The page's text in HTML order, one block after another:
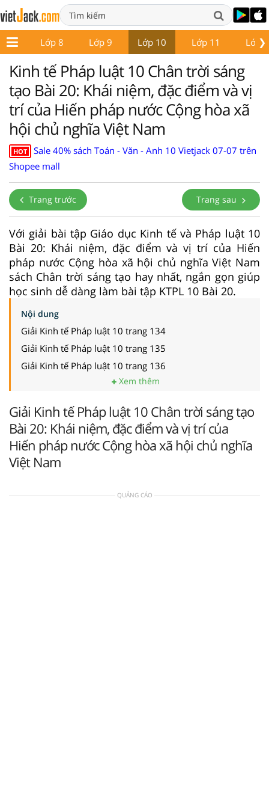
❯
7 Lớp 8 Lớp 9 Lớp 10 Lớp 11 Lớp
Kinh tế Pháp luật 10 Chân trời sáng
tạo Bài 20: Khái niệm, đặc điểm và vị
trí của Hiến pháp nước Cộng hòa xã
hội chủ nghĩa Việt Nam
HOT
Sale 40% sách Toán - Văn - Anh 10 Vietjack 07-07 trên
Shopee mall
Trang trước Trang sau
Với giải bài tập Giáo dục Kinh tế và Pháp luật 10
Bài 20: Khái niệm, đặc điểm và vị trí của Hiến
pháp nước Cộng hòa xã hội chủ nghĩa Việt Nam
sách Chân trời sáng tạo hay nhất, ngắn gọn giúp
học sinh dễ dàng làm bài tập KTPL 10 Bài 20.
Nội dung
Giải Kinh tế Pháp luật 10 trang 134
Giải Kinh tế Pháp luật 10 trang 135
Giải Kinh tế Pháp luật 10 trang 136
Xem thêm
Giải Kinh tế Pháp luật 10 Chân trời sáng tạo
Bài 20: Khái niệm, đặc điểm và vị trí của
Hiến pháp nước Cộng hòa xã hội chủ nghĩa
Việt Nam
QUẢNG CÁO